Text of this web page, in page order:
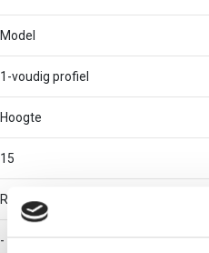
Model
1-voudig profiel
Hoogte
15
RAL-nummer
-